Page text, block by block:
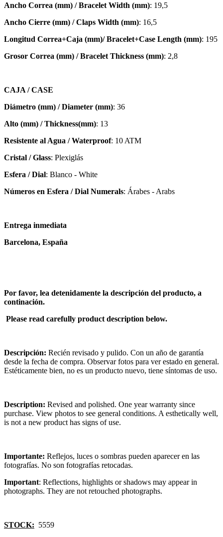
Ancho Correa (mm) / Bracelet Width (mm): 19,5
Ancho Cierre (mm) / Claps Width (mm): 16,5
Longitud Correa+Caja (mm)/ Bracelet+Case Length (mm): 195
Grosor Correa (mm) / Bracelet Thickness (mm): 2,8
CAJA / CASE
Diámetro (mm) / Diameter (mm): 36
Alto (mm) / Thickness(mm): 13
Resistente al Agua / Waterproof: 10 ATM
Cristal / Glass: Plexiglás
Esfera / Dial: Blanco - White
Números en Esfera / Dial Numerals: Árabes - Arabs
Entrega inmediata
Barcelona, España
Por favor, lea detenidamente la descripción del producto, a
continación.
Please read carefully product description below.
Descripción: Recién revisado y pulido. Con un año de garantía
desde la fecha de compra. Observar fotos para ver estado en general.
Estéticamente bien, no es un producto nuevo, tiene síntomas de uso.
Description: Revised and polished. One year warranty since
purchase. View photos to see general conditions. A esthetically well,
is not a new product has signs of use.
Importante: Reflejos, luces o sombras pueden aparecer en las
fotografías. No son fotografías retocadas.
Important: Reflections, highlights or shadows may appear in
photographs. They are not retouched photographs.
STOCK: 5559